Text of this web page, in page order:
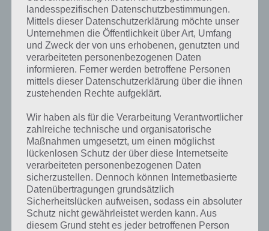
was gibt es dazu zu wissen? Passt das Wort auch zu Halloween? Zu
bestimmten Lösungen präsentieren wir daher auch immer eine
kurze Begriffserklärung!
Das Dreieck dürfte zusammen mit dem Quadrat und Rechteck zu
den bekanntesten geometrischen Figuren zählen. Das Dreieck hat
drei Seiten und drei Ecken, die in der Schule meist mit den
Großbuchstaben A, B und C gekennzeichnet werden. Die Seiten, die
Kleinbuchstaben bezeichnet.
Dreiecke haben bestimmte Eigenschaften, was die Seiten anbelangt.
Bei einem gleichseitigen Dreieck zum Beispiel sind alle Seiten gleich
lang und die Innenwinkel betragen jeweils 60 Grad. Bei einem
gleichschenkligen Dreieck sind zwei Seiten gleich lang. Bei einem
rechtwinkligen Dreieck ist ein Winkel genau 90 Grad. Bekannt dürfte
auch sein, dass die Innenwinkelsumme von Dreiecken immer 180
Grad ist.
landesspezifischen Datenschutzbestimmungen.
Mittels dieser Datenschutzerklärung möchte unser
Unternehmen die Öffentlichkeit über Art, Umfang
und Zweck der von uns erhobenen, genutzten und
verarbeiteten personenbezogenen Daten
informieren. Ferner werden betroffene Personen
mittels dieser Datenschutzerklärung über die ihnen
zustehenden Rechte aufgeklärt.
Wir haben als für die Verarbeitung Verantwortlicher
zahlreiche technische und organisatorische
Maßnahmen umgesetzt, um einen möglichst
lückenlosen Schutz der über diese Internetseite
verarbeiteten personenbezogenen Daten
sicherzustellen. Dennoch können Internetbasierte
Datenübertragungen grundsätzlich
Sicherheitslücken aufweisen, sodass ein absoluter
Schutz nicht gewährleistet werden kann. Aus
diesem Grund steht es jeder betroffenen Person